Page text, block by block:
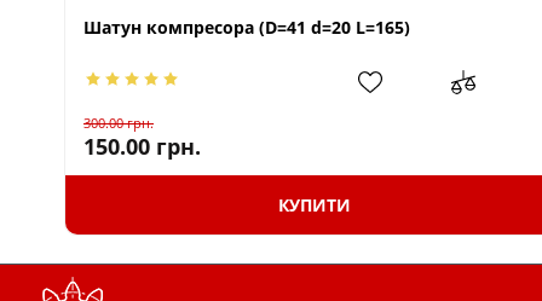
Шатун компресора (D=41 d=20 L=165)
300.00грн.
150.00 грн.
КУПИТИ